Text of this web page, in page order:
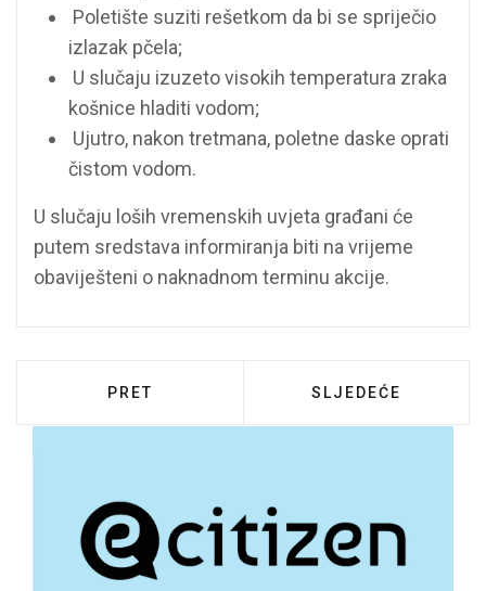
Poletište suziti rešetkom da bi se spriječio
izlazak pčela;
U slučaju izuzeto visokih temperatura zraka
košnice hladiti vodom;
Ujutro, nakon tretmana, poletne daske oprati
čistom vodom.
U slučaju loših vremenskih uvjeta građani će
putem sredstava informiranja biti na vrijeme
obaviješteni o naknadnom terminu akcije.
PRETHODNI ČLANAK: TJEDNI SUDSKE
PRET SLJEDEĆI ČLANAK:
SLJEDEĆE